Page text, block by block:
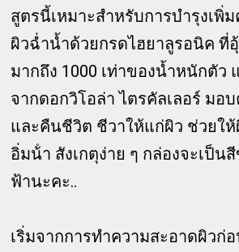
สูตรนี้เหมาะสำหรับการบำรุงเพิ่
ผิวฉ่ำน้ำด้วยกรดไฮยาลูรอนิค ที่
มากถึง 1000 เท่าของน้ำหนักตัว
จากดอกวิโอล่า ไตรคัลเลอร์ มอ
และคืนชีวิต ชีวาให้แก่ผิว ช่วยใ
อิ่มน้ํา สังเกตุง่าย ๆ กล่องจะเป็น
ฟ้านะคะ..
เริ่มจากการทำความสะอาดผิวก่